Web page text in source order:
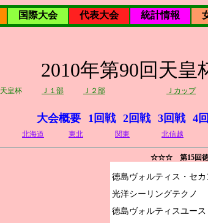
国際大会 代表大会 統計情報
2010年第90回天
天皇杯 Ｊ１部 Ｊ２部 Ｊカップ
大会概要 1回戦 2回戦 3回戦 4
北海道 東北 関東 北信越
☆☆☆ 第15回徳
徳島ヴォルティス・セカ
光洋シーリングテクノ
徳島ヴォルティスユース